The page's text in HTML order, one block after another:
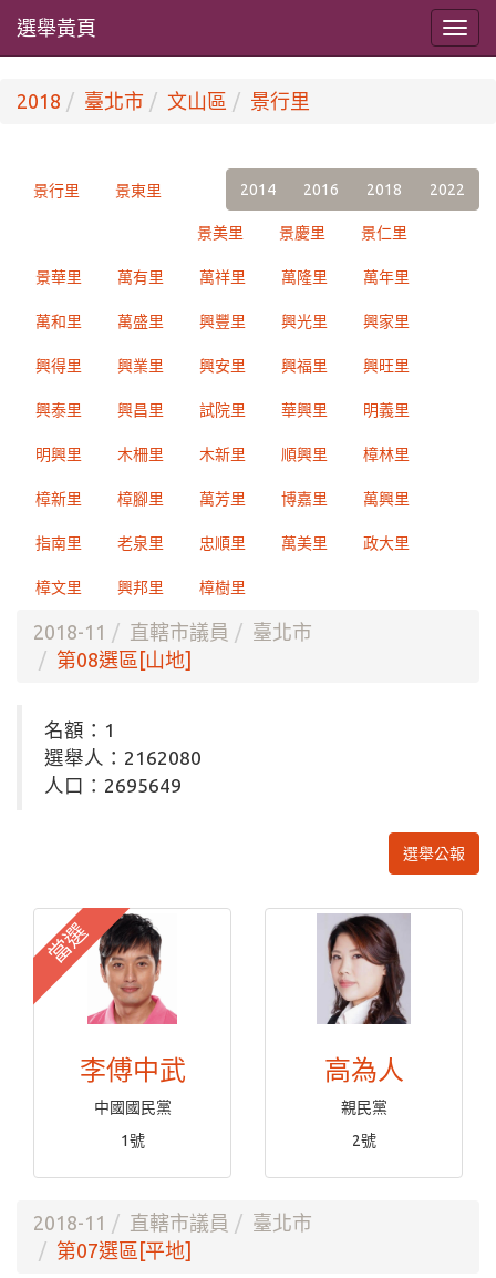
選舉黃頁
2018 臺北市 文山區 景行里
2014 2016 2018 2022
景行里 景東里
景美里 景慶里 景仁里
景華里 萬有里 萬祥里 萬隆里 萬年里
萬和里 萬盛里 興豐里 興光里 興家里
興得里 興業里 興安里 興福里 興旺里
興泰里 興昌里 試院里 華興里 明義里
明興里 木柵里 木新里 順興里 樟林里
樟新里 樟腳里 萬芳里 博嘉里 萬興里
指南里 老泉里 忠順里 萬美里 政大里
樟文里 興邦里 樟樹里
2018-11 直轄市議員
臺北市
第08選區[山地]
名額：1
選舉人：2162080
人口：2695649
選舉公報
當選
李傅中武
中國國民黨
1號
高為人
親民黨
2號
2018-11 直轄市議員
臺北市
第07選區[平地]